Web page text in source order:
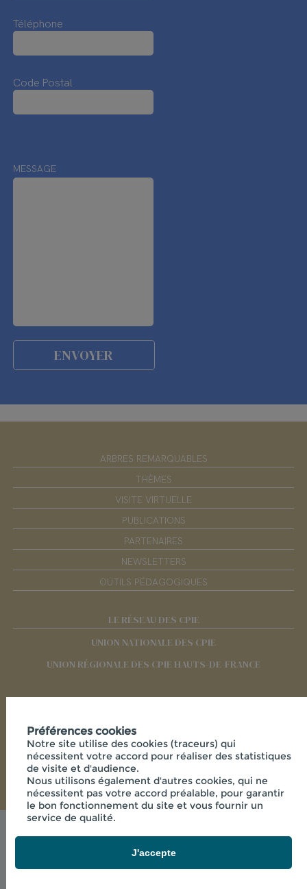
Téléphone
Code Postal
MESSAGE
ARBRES REMARQUABLES
THÈMES
VISITE VIRTUELLE
PUBLICATIONS
PARTENAIRES
NEWSLETTERS
OUTILS PÉDAGOGIQUES
LE RÉSEAU DES CPIE
UNION NATIONALE DES CPIE
UNION RÉGIONALE DES CPIE HAUTS-DE-FRANCE
Mentions légales
© 2026 - CPIE PAYS DE L'AISNE - 33 RUE DES
VICTIMES DE COMPORTET , 02000 MERLIEUX-ET-
Préférences cookies
Notre site utilise des cookies (traceurs) qui
nécessitent votre accord pour réaliser des statistiques
de visite et d'audience.
Nous utilisons également d'autres cookies, qui ne
nécessitent pas votre accord préalable, pour garantir
le bon fonctionnement du site et vous fournir un
service de qualité.
J'accepte